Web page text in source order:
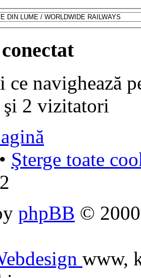
navighează
2 vizitatori
• Şterge toate
phpBB ©
www,